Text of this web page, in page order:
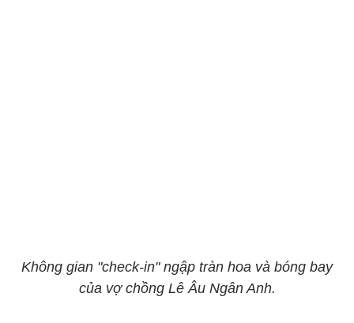
Không gian "check-in" ngập tràn hoa và bóng bay
của vợ chồng Lê Âu Ngân Anh.